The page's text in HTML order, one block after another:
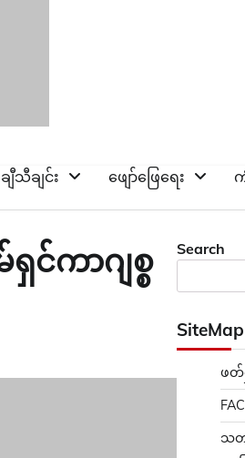
ျီသီချင်း ဖျော်ဖြေရေး
ကာဂျစ္စ
Search
ဖတ်
သတ